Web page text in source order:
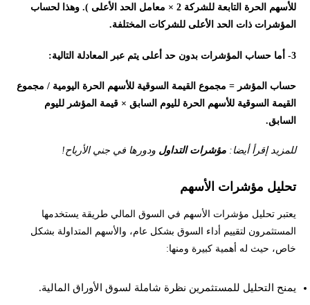
للأسهم الحرة التابعة للشركة 2 × معامل الحد الأعلى ). وهذا لحساب
المؤشرات ذات الحد الأعلى للشركات المختلفة.
3- أما حساب المؤشرات بدون حد أعلى يتم عبر المعادلة التالية:
حساب المؤشر = مجموع القيمة السوقية للأسهم الحرة اليومية / مجموع
القيمة السوقية للأسهم الحرة لليوم السابق × قيمة المؤشر لليوم
السابق.
للمزيد إقرأ أيضا: مؤشرات التداول ودورها في جني الأرباح!
تحليل مؤشرات الأسهم
يعتبر تحليل مؤشرات الأسهم في السوق المالي طريقة يستخدمها
المستثمرون لتقييم أداء السوق بشكل عام، والأسهم المتداولة بشكل
خاص، حيث له أهمية كبيرة ومنها:
يمنح التحليل للمستثمرين نظرة شاملة لسوق الأوراق المالية.